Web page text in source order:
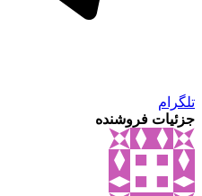
تلگرام
جزئیات فروشنده